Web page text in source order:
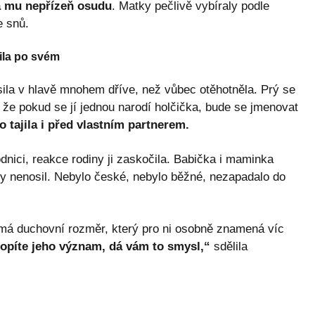
nepřízeň osudu. Matky pečlivě vybíraly podle
snů.
po svém
v hlavě mnohem dříve, než vůbec otěhotněla. Prý se
pokud se jí jednou narodí holčička, bude se jmenovat
tajila i před vlastním partnerem.
reakce rodiny ji zaskočila. Babička i maminka
Nebylo české, nebylo běžné, nezapadalo do
duchovní rozměr, který pro ni osobně znamená víc
jeho význam, dá vám to smysl,“ sdělila